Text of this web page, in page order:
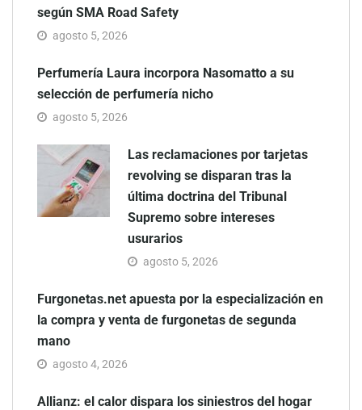
según SMA Road Safety
agosto 5, 2026
Perfumería Laura incorpora Nasomatto a su
selección de perfumería nicho
agosto 5, 2026
Las reclamaciones por tarjetas
revolving se disparan tras la
última doctrina del Tribunal
Supremo sobre intereses
usurarios
agosto 5, 2026
Furgonetas.net apuesta por la especialización en
la compra y venta de furgonetas de segunda
mano
agosto 4, 2026
Allianz: el calor dispara los siniestros del hogar